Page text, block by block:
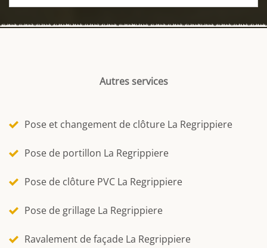
Autres services
Pose et changement de clôture La Regrippiere
Pose de portillon La Regrippiere
Pose de clôture PVC La Regrippiere
Pose de grillage La Regrippiere
Ravalement de façade La Regrippiere